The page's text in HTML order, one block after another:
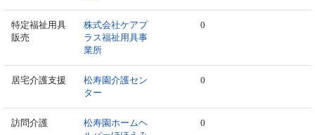
特定福祉用具
販売
株式会社ケアプ
ラス福祉用具事
業所
0
居宅介護支援
松寿園介護セン
ター
0
訪問介護
松寿園ホームヘ
0